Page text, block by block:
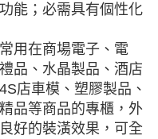
能；必需具有個性化
用在商場電子、電
品、水晶製品、酒店
店車模、塑膠製品、
品等商品的專櫃，外
好的裝潢效果，可全